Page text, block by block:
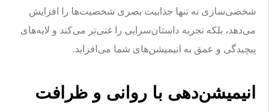
شخصی‌سازی نه تنها جذابیت بصری شخصیت‌ها را افزایش
می‌دهد، بلکه تجربه داستان‌سرایی را غنی‌تر می‌کند و لایه‌های
پیچیدگی و عمق به انیمیشن‌های شما می‌افزاید.
انیمیشن‌دهی با روانی و ظرافت